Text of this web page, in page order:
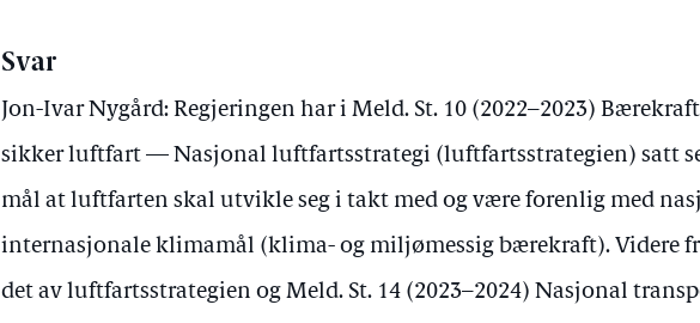
Svar
Jon-Ivar Nygård: Regjeringen har i Meld. St. 10 (2022–2023)
sikker luftfart — Nasjonal luftfartsstrategi (luftfartsstrategien) satt
mål at luftfarten skal utvikle seg i takt med og være forenlig med
internasjonale klimamål (klima- og miljømessig bærekraft). Videre
det av luftfartsstrategien og Meld. St. 14 (2023–2024) Nasjonal